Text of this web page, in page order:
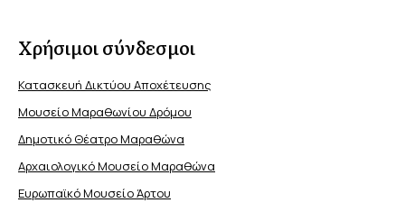
Χρήσιμοι σύνδεσμοι
Κατασκευή Δικτύου Αποχέτευσης
Μουσείο Μαραθωνίου Δρόμου
Δημοτικό Θέατρο Μαραθώνα
Αρχαιολογικό Μουσείο Μαραθώνα
Ευρωπαϊκό Μουσείο Άρτου